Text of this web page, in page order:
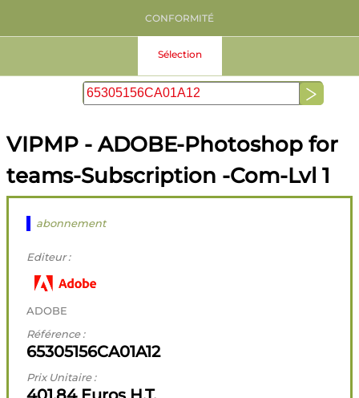
CONFORMITÉ
Sélection
VIPMP - ADOBE-Photoshop for
teams-Subscription -Com-Lvl 1
abonnement
Editeur :
ADOBE
Référence :
65305156CA01A12
Prix Unitaire :